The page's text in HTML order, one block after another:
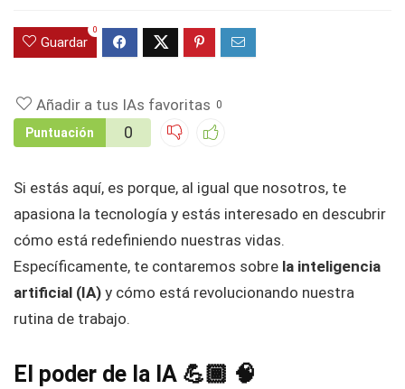
Guardar
0
Añadir a tus IAs favoritas 0
Puntuación 0
Si estás aquí, es porque, al igual que nosotros, te
apasiona la tecnología y estás interesado en descubrir
cómo está redefiniendo nuestras vidas.
Específicamente, te contaremos sobre la inteligencia
artificial (IA) y cómo está revolucionando nuestra
rutina de trabajo.
El poder de la IA 💪🏾 🧠